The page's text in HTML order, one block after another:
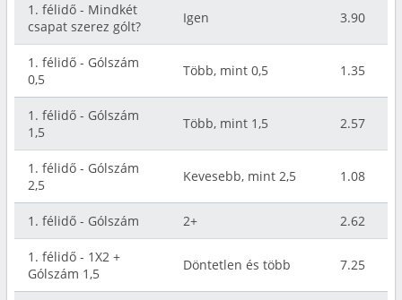
1. félidő - Mindkét
csapat szerez gólt?
Igen 3.90
1. félidő - Gólszám
0,5
Több, mint 0,5 1.35
1. félidő - Gólszám
1,5
Több, mint 1,5 2.57
1. félidő - Gólszám
2,5
Kevesebb, mint 2,5 1.08
1. félidő - Gólszám 2+ 2.62
1. félidő - 1X2 +
Gólszám 1,5
Döntetlen és több 7.25